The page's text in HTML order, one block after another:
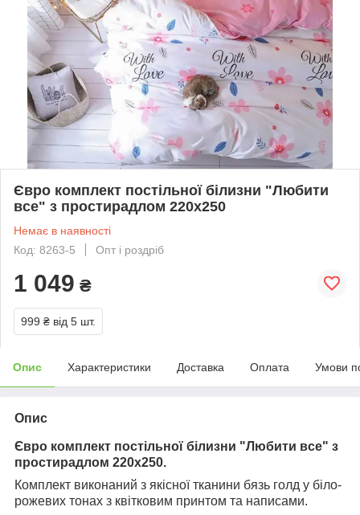
Євро комплект постільної білизни "Любити
все" з простирадлом 220х250
Немає в наявності
Код: 8263-5
Опт і роздріб
1 049 ₴
999 ₴ від 5 шт.
Опис Характеристики Доставка Оплата Умови
Опис
Євро комплект постільної білизни "Любити все" з
простирадлом 220х250.
Комплект виконаний з якісної тканини бязь голд у біло-
рожевих тонах з квітковим принтом та написами.